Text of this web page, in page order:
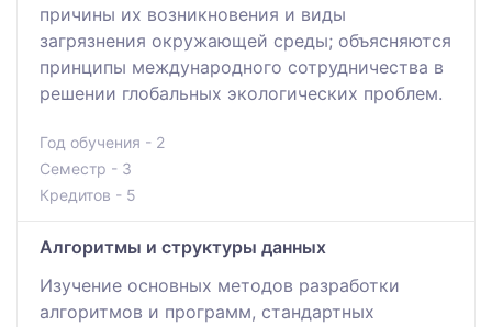
причины их возникновения и виды
загрязнения окружающей среды; объясняются
принципы международного сотрудничества в
решении глобальных экологических проблем.
Год обучения - 2
Семестр - 3
Кредитов - 5
Алгоритмы и структуры данных
Изучение основных методов разработки
алгоритмов и программ, стандартных